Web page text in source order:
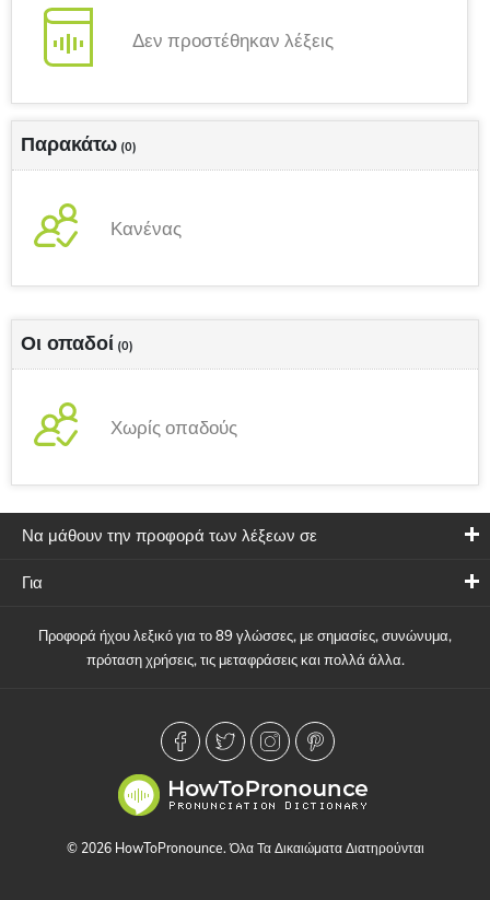
Δεν προστέθηκαν λέξεις
Παρακάτω (0)
Κανένας
Οι οπαδοί (0)
Χωρίς οπαδούς
Να μάθουν την προφορά των λέξεων σε
Για
Προφορά ήχου λεξικό για το 89 γλώσσες, με σημασίες, συνώνυμα,
πρόταση χρήσεις, τις μεταφράσεις και πολλά άλλα.
© 2026 HowToPronounce. Όλα Τα Δικαιώματα Διατηρούνται